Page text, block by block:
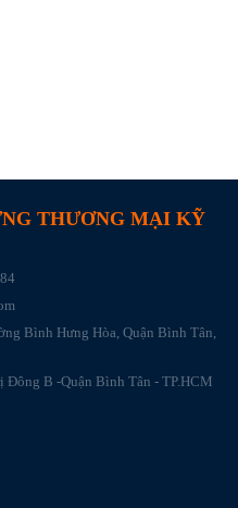
THƯƠNG MẠI KỸ
Bình Hưng Hòa, Quận Bình Tân,
B -Quận Bình Tân - TP.HCM